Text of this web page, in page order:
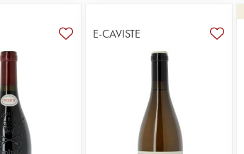
E-CAVISTE